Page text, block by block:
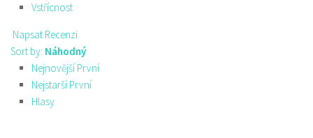
Vstřícnost
Napsat Recenzi
Sort by: Náhodný
Nejnovější První
Nejstarší První
Hlasy